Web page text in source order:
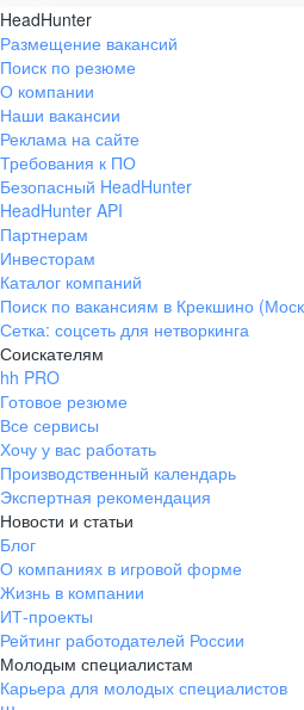
HeadHunter
Размещение вакансий
Поиск по резюме
О компании
Наши вакансии
Реклама на сайте
Требования к ПО
Безопасный HeadHunter
HeadHunter API
Партнерам
Инвесторам
Каталог компаний
Поиск по вакансиям в Крекшино
Сетка: соцсеть для нетворкинга
Соискателям
hh PRO
Готовое резюме
Все сервисы
Хочу у вас работать
Производственный календарь
Экспертная рекомендация
Новости и статьи
Блог
О компаниях в игровой форме
Жизнь в компании
ИТ-проекты
Рейтинг работодателей России
Молодым специалистам
Карьера для молодых специалистов